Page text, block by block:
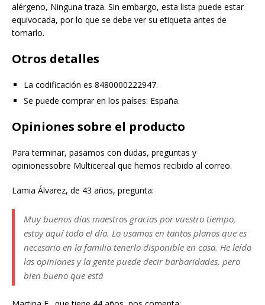
alérgeno, Ninguna traza. Sin embargo, esta lista puede estar
equivocada, por lo que se debe ver su etiqueta antes de
tomarlo.
Otros detalles
La codificación es 8480000222947.
Se puede comprar en los países: España.
Opiniones sobre el producto
Para terminar, pasamos con dudas, preguntas y
opinionessobre Multicereal que hemos recibido al correo.
Lamia Álvarez, de 43 años, pregunta:
Muy buenos días maestros gracias por vuestro tiempo,
estoy aquí todo el día. Lo usamos en tantos planos que es
necesario en la familia tenerlo disponible en casa. He leído
las opiniones y la gente puede decir barbaridades, pero
bien bueno que está